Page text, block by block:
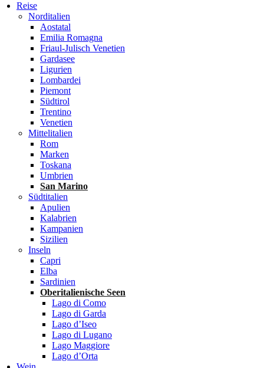
Reise
Norditalien
Aostatal
Emilia Romagna
Friaul-Julisch Venetien
Gardasee
Ligurien
Lombardei
Piemont
Südtirol
Trentino
Venetien
Mittelitalien
Rom
Marken
Toskana
Umbrien
San Marino
Südtitalien
Apulien
Kalabrien
Kampanien
Sizilien
Inseln
Capri
Elba
Sardinien
Oberitalienische Seen
Lago di Como
Lago di Garda
Lago d’Iseo
Lago di Lugano
Lago Maggiore
Lago d’Orta